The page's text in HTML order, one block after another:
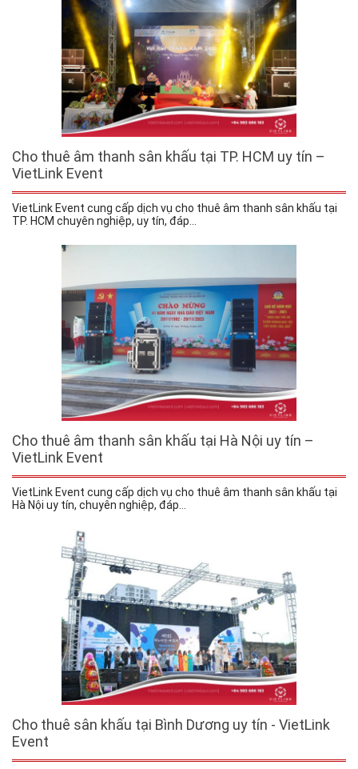
Cho thuê âm thanh sân khấu tại TP. HCM uy tín –
VietLink Event
VietLink Event cung cấp dịch vụ cho thuê âm thanh sân khấu tại
TP. HCM chuyên nghiệp, uy tín, đáp...
Cho thuê âm thanh sân khấu tại Hà Nội uy tín –
VietLink Event
VietLink Event cung cấp dịch vụ cho thuê âm thanh sân khấu tại
Hà Nội uy tín, chuyên nghiệp, đáp...
Cho thuê sân khấu tại Bình Dương uy tín - VietLink
Event